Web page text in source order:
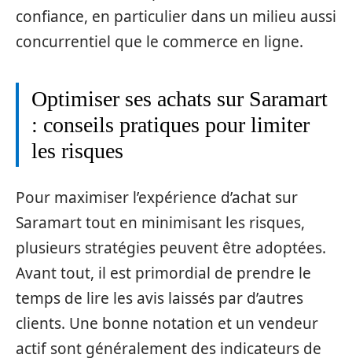
confiance, en particulier dans un milieu aussi
concurrentiel que le commerce en ligne.
Optimiser ses achats sur Saramart
: conseils pratiques pour limiter
les risques
Pour maximiser l’expérience d’achat sur
Saramart tout en minimisant les risques,
plusieurs stratégies peuvent être adoptées.
Avant tout, il est primordial de prendre le
temps de lire les avis laissés par d’autres
clients. Une bonne notation et un vendeur
actif sont généralement des indicateurs de